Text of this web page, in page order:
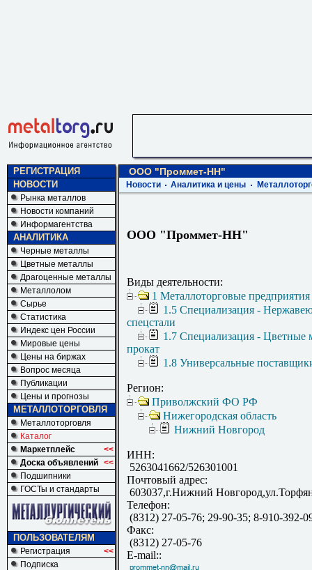
РЕГИСТРАЦИЯ
НОВОСТИ
Рынка металлов
Новости компаний
Информагентства
АНАЛИТИКА
Черные металлы
Цветные металлы
Драгоценные металлы
Металлолом
Сырье
Статистика
Индекс цен России
Мировые цены
Цены на биржах
Вопрос месяца
Публикации
Цены и прогнозы
МЕТАЛЛОТОРГОВЛЯ
Металлоторговля
Каталог
Маркетплейс
<<
Доска объявлений <<
Подшипники
ГОСТы и стандарты
ПОЛЬЗОВАТЕЛЯМ
Регистрация
<<
Подписка
ООО "Проммет-НН"
Новости Аналитика и цены
ООО "Проммет-НН"
Виды деятельности:
1 Металлоторговые
1.5 Специализация -
спецстали
1.7 Специализация - Цветные
прокат
1.8 Универсальные
Регион:
Приволжский ФО РФ
Нижегородская область
Нижний Новгород
ИНН:
5263041662/526301001
Почтовый адрес:
603037,г.Нижний
Телефон:
(8312) 27-05-76; 29-90-35; 8-910-392-
Факс:
(8312) 27-05-76
E-mail::